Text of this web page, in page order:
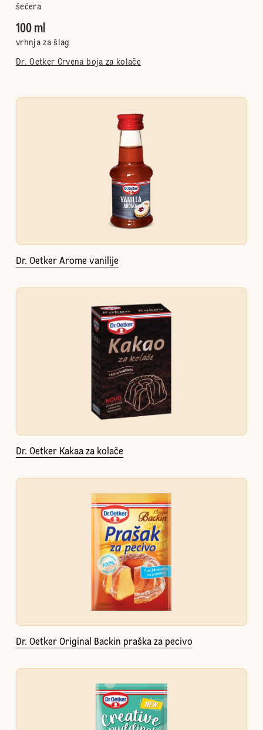
šećera
100 ml
vrhnja za šlag
Dr. Oetker Crvena boja za kolače
Dr. Oetker Arome vanilije
Dr. Oetker Kakaa za kolače
Dr. Oetker Original Backin praška za pecivo